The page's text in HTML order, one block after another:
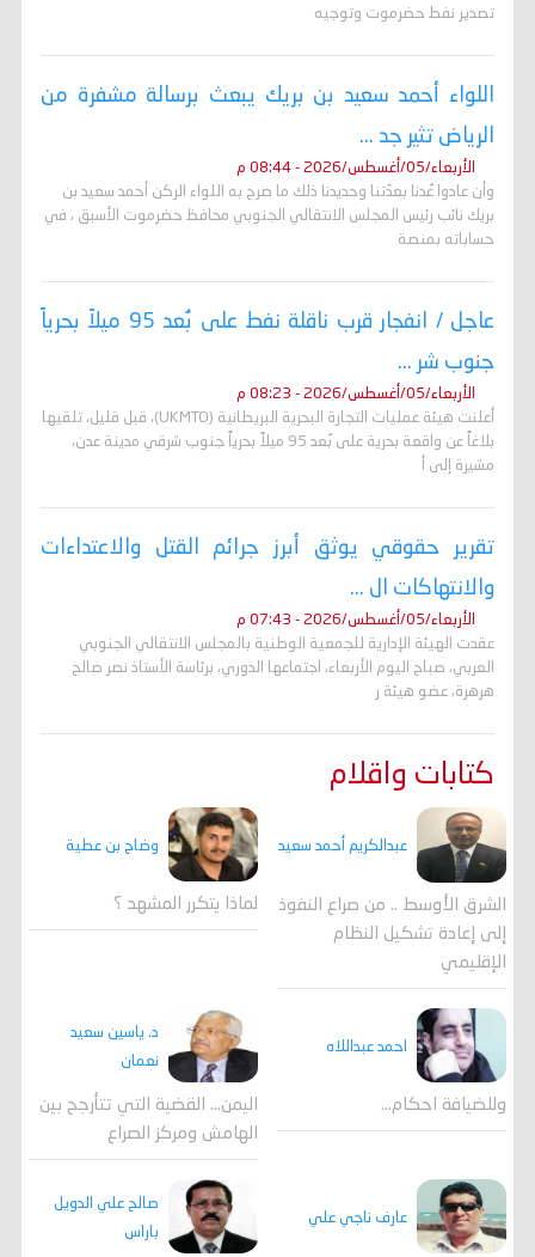
تصدير نفط حضرموت وتوجيه
اللواء أحمد سعيد بن بريك يبعث برسالة مشفرة من
الرياض تثير جد ...
الأربعاء/05/أغسطس/2026 - 08:44 م
وأن عادوا عُدنا بعدّتنا وحديدنا ذلك ما صرح به اللواء الركن أحمد سعيد بن
بريك نائب رئيس المجلس الانتقالي الجنوبي محافظ حضرموت الأسبق ، في
حساباته بمنصة
عاجل / انفجار قرب ناقلة نفط على بُعد 95 ميلاً بحرياً
جنوب شر ...
الأربعاء/05/أغسطس/2026 - 08:23 م
أعلنت هيئة عمليات التجارة البحرية البريطانية (UKMTO)، قبل قليل، تلقيها
بلاغاً عن واقعة بحرية على بُعد 95 ميلاً بحرياً جنوب شرقي مدينة عدن،
مشيرة إلى أ
تقرير حقوقي يوثق أبرز جرائم القتل والاعتداءات
والانتهاكات ال ...
الأربعاء/05/أغسطس/2026 - 07:43 م
عقدت الهيئة الإدارية للجمعية الوطنية بالمجلس الانتقالي الجنوبي
العربي، صباح اليوم الأربعاء، اجتماعها الدوري، برئاسة الأستاذ نصر صالح
هرهرة، عضو هيئة ر
كتابات واقلام
عبدالكريم أحمد سعيد
الشرق الأوسط .. من صراع النفوذ
إلى إعادة تشكيل النظام
الإقليمي
وضاح بن عطية
لماذا يتكرر المشهد ؟
احمد عبداللاه
وللضيافة احكام…
د. ياسين سعيد
نعمان
اليمن… القضية التي تتأرجح بين
الهامش ومركز الصراع
عارف ناجي علي
صالح علي الدويل
باراس